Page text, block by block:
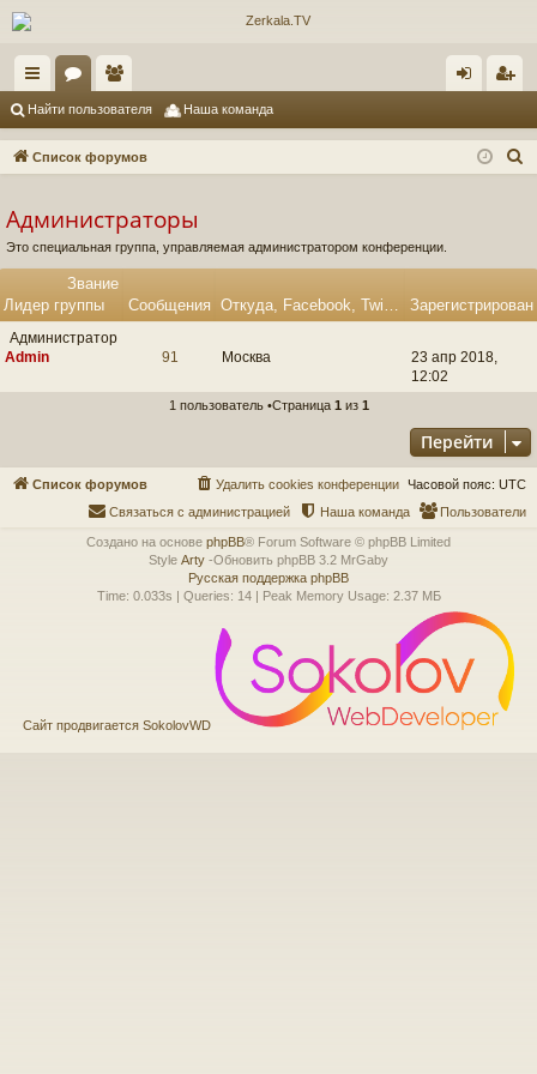
с
ы
и
ор
ум
ол
ьз
ат
ел
и
д ис
Найти пользователя Наша команда
Список форумов
Администраторы
Это специальная группа, управляемая администратором конференции.
Звание
Лидер группы
Сообщения Откуда, Facebook, Twitter, Skype, YouTube, Google+ Зарегистрирован
Администратор
Admin
91 Москва
23 апр 2018,
12:02
1 пользователь •Страница 1 из 1
Перейти
Список форумов Часовой пояс: UTC
Удалить cookies конференции
Пользователи
Наша команда
Связаться с администрацией
Создано на основе phpBB® Forum Software © phpBB Limited
Style Arty -Обновить phpBB 3.2 MrGaby
Русская поддержка phpBB
Time: 0.033s
Queries: 14| Peak Memory Usage: 2.37 МБ
Сайт продвигается SokolovWD